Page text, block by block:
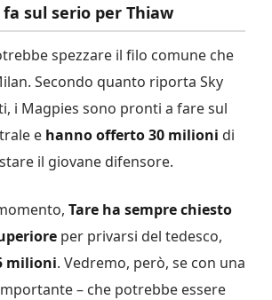
sul serio per Thiaw
spezzare il filo comune che
Secondo quanto riporta Sky
i Magpies sono pronti a fare sul
e hanno offerto 30 milioni di
il giovane difensore.
Tare ha sempre chiesto
per privarsi del tedesco,
milioni. Vedremo, però, se con una
– che potrebbe essere